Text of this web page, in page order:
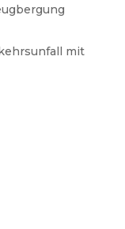
mit